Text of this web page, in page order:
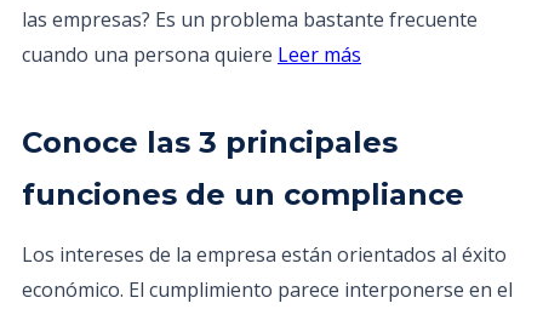
las empresas? Es un problema bastante frecuente
cuando una persona quiere Leer más
Conoce las 3 principales
funciones de un compliance
Los intereses de la empresa están orientados al éxito
económico. El cumplimiento parece interponerse en el